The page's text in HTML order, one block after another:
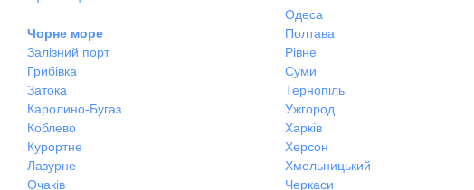
Чорне море
Залізний порт
Грибівка
Затока
Каролино-Бугаз
Коблево
Курортне
Лазурне
Очаків
Одеса
Полтава
Рівне
Суми
Тернопіль
Ужгород
Харків
Херсон
Хмельницький
Черкаси